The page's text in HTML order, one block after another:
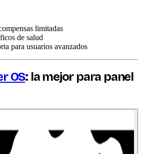
limitadas
de salud
para usuarios avanzados
OS: la mejor para panel